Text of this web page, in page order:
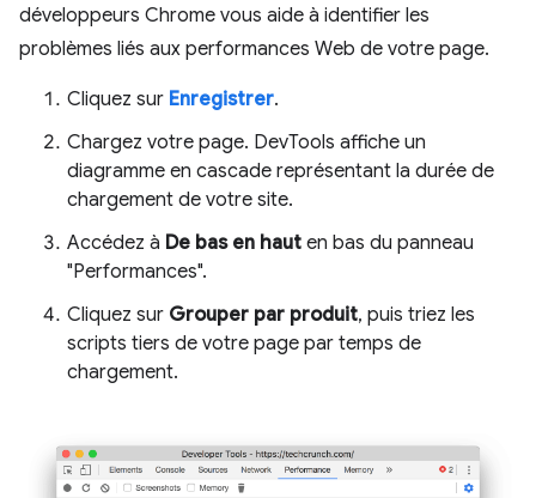
développeurs Chrome vous aide à identifier les
problèmes liés aux performances Web de votre page.
Cliquez sur Enregistrer.
Chargez votre page. DevTools affiche un
diagramme en cascade représentant la durée de
chargement de votre site.
Accédez à De bas en haut en bas du panneau
"Performances".
Cliquez sur Grouper par produit, puis triez les
scripts tiers de votre page par temps de
chargement.